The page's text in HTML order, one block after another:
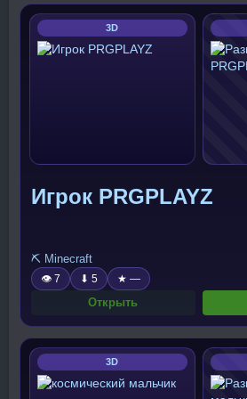
3D
Игрок PRGPLAYZ
⛏️ Minecraft
👁 7 ⬇ 5 ★ —
Открыть
3D